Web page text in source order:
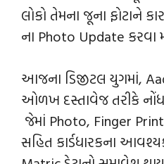
લોકો તેમના જૂના ફોટાને
ના Photo Update કરવા
આજના ડિજીટલ યુગમાં,
ઓળખ દસ્તાવેજ તરીકે
જેમાં Photo, Finger
સહિત કાર્ડધારકના